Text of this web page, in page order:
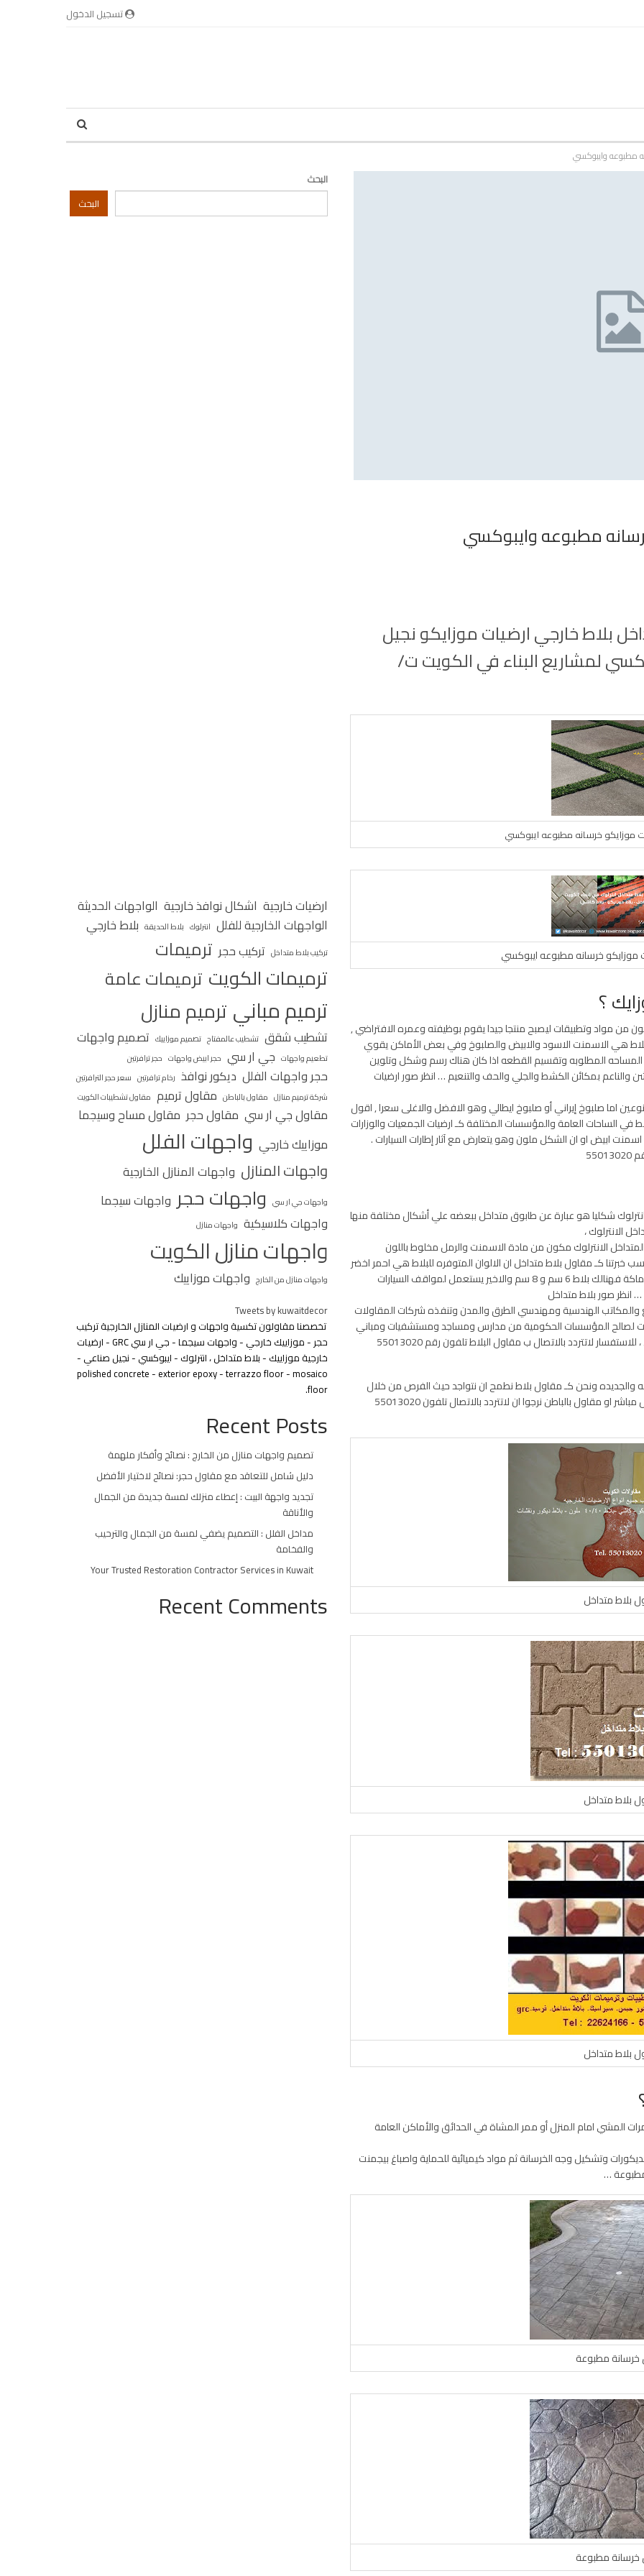
تسجيل الدخول
مطبوعه وايبوكسي
مطبوعه وايبوكسي
بلاط خارجي ارضيات موزايكو نجيل
لمشاريع البناء في الكويت ت/
موزايكو خرسانه مطبوعه ايبوكسي
موزايكو خرسانه مطبوعه ايبوكسي
؟
من مواد وتطبيقات ليصبح منتجا جيدا يقوم بوظيفته وعمره الافتراضي ,
بلاط هي الاسمنت الاسود والابيض والصلبوخ وفي بعض الأماكن يقوي
المساحه المطلوبه وتقسيم القطعه اذا كان هناك رسم وشكل وتلوين
والناعم بمكائن الكشط والجلي والحف والتنعيم … انظر صور ارضيات
اما صلبوخ إيراني أو صلبوخ ايطالي وهو الافضل والاغلى سعرا , اقول
الساحات العامة والمؤسسات المختلفة كـ ارضيات الجمعيات والوزارات
ابيض او ان الشكل ملون وهو يتعارض مع آثار إطارات السيارات .
شكليا هو عبارة عن طابوق متداخل ببعضه علي أشكال مختلفة منها
الانترلوك ،
الانترلوك مكون من مادة الاسمنت والرمل مخلوط باللون
كـ مقاول بلاط متداخل ان الالوان المتوفره للبلاط هي احمر اخضر
اسود اسمنتي اصفر وتختلف أسعارها حسب الجودة و اللون والسماكة فهنالك بلاط 6 سم و 8 سم والاخير يستعمل لمواقف السيارات
انظر صور بلاط متداخل
والمكاتب الهندسية ومهندسي الطرق والمدن وتنفذه شركات المقاولات
لصالح المؤسسات الحكومية من مدارس ومساجد ومستشفيات ومباني
حكومية والقطاع الخاص كالبنوك والشركات والمصانع والمعارض ، للاستفسار لاتتردد بالاتصال ب مقاول البلاط تلفون رقم 55013020
والجديده ونحن كـ مقاول بلاط نطمح ان نتواجد حيث الفرص من خلال
المقاولين الرئيسيين ومدراء المشاريع والمهندسين سواءا مقاول مباشر او مقاول بالباطن نرجوا ان لاتتردد بالاتصال تلفون 55013020
بلاط متداخل
بلاط متداخل
بلاط متداخل
المشي امام المنزل أو ممر المشاة في الحدائق والأماكن العامة
وتشكيل وجه الخرسانة ثم مواد كيميائية للحماية واصباغ بيجمنت
…
مطبوعة
مطبوعة
البحث
البحث
ارضيات خارجية اشكال نوافذ خارجية الواجهات الحديثة
الواجهات الخارجية للفلل انترلوك بلاط الحديقة بلاط خارجي
تركيب بلاط متداخل تركيب حجر ترميمات
ترميمات الكويت ترميمات عامة
ترميم مباني ترميم منازل
تشطيب شقق تشطيب عالمفتاح تصميم موزاييك تصميم واجهات
تطعيم واجهات جي ار سي حجر ابيض واجهات حجر ترافرتين
حجر واجهات الفلل ديكور نوافذ رخام ترافرتين سعر حجر الترافرتين
شركة ترميم منازل مقاول بالباطن مقاول ترميم مقاول تشطيبات الكويت
مقاول جي ار سي مقاول حجر مقاول مساح وسيجما
موزاييك خارجي واجهات الفلل
واجهات المنازل واجهات المنازل الخارجية
واجهات جي ار سي واجهات حجر واجهات سيجما
واجهات كلاسيكية واجهات منازل
واجهات منازل الكويت
واجهات منازل من الخارج واجهات موزاييك
Tweets by kuwaitdecor
تخصصنا مقاولون تكسية واجهات و ارضيات المنازل الخارجية تركيب
حجر - موزاييك خارجي - واجهات سيجما - جي ار سي GRC - ارضيات
خارجية موزاييك - بلاط متداخل ، انترلوك - ايبوكسي - نجيل صناعي -
polished concrete - exterior epoxy - terrazzo floor - mosaico
floor.
Recent Posts
تصميم واجهات منازل من الخارج : نصائح وأفكار ملهمة
دليل شامل للتعاقد مع مقاول حجر: نصائح لاختيار الأفضل
تجديد واجهة البيت : إعطاء منزلك لمسة جديدة من الجمال
والأناقة
مداخل الفلل : التصميم يضفي لمسة من الجمال والترحيب
والفخامة
Your Trusted Restoration Contractor Services in Kuwait
Recent Comments